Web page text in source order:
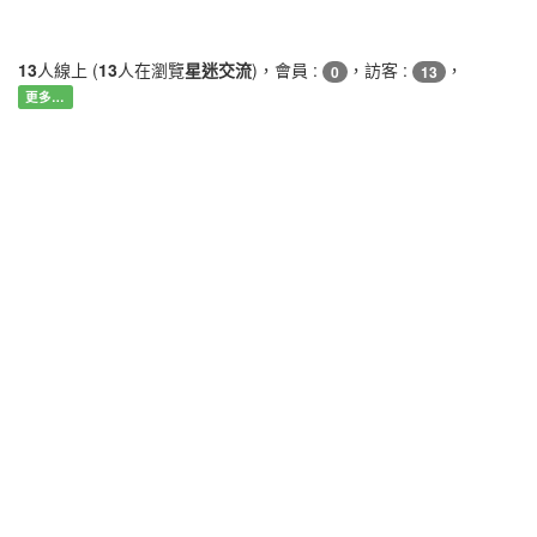
13人線上 (13人在瀏覽星迷交流)，會員 : 0 ，訪客 : 13 ，
更多…